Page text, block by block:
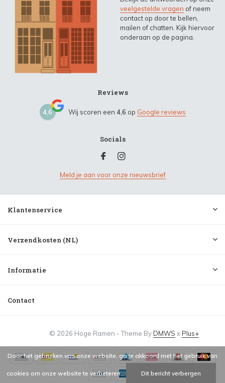
veelgestelde vragen of neem
contact op door te bellen,
mailen of chatten. Kijk hiervoor
onderaan op de pagina.
Reviews
4,6 Wij scoren een 4,6 op Google reviews
Socials
Meld je aan voor onze nieuwsbrief
Klantenservice
Verzendkosten (NL)
Informatie
Contact
© 2026 Hoge Ramen - Theme ByDMWS xPlus+
Door het gebruiken van onze website, ga je akkoord met het gebruik van
cookies om onze website te verbeteren. Dit bericht verbergen